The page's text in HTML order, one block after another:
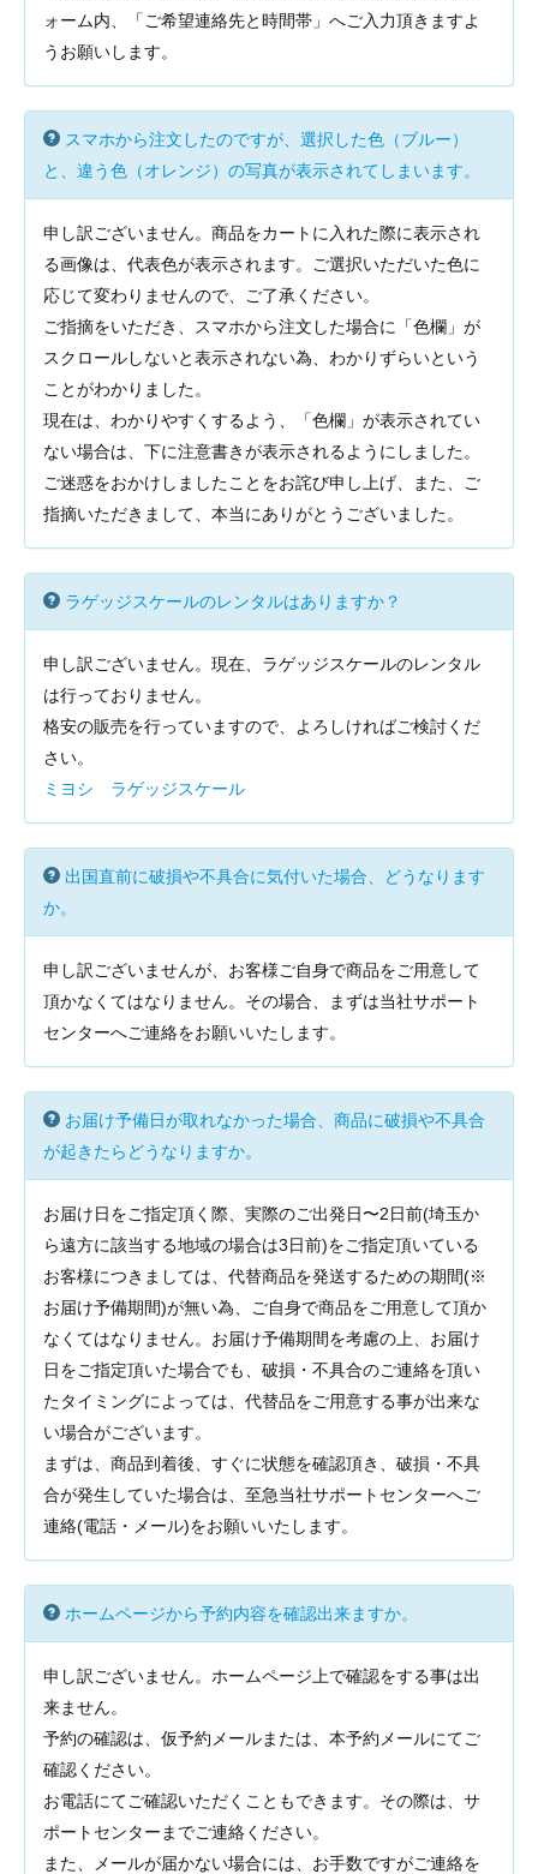
ォーム内、「ご希望連絡先と時間帯」へご入力頂きますよ
うお願いします。
スマホから注文したのですが、選択した色（ブルー）
と、違う色（オレンジ）の写真が表示されてしまいます。
申し訳ございません。商品をカートに入れた際に表示され
る画像は、代表色が表示されます。ご選択いただいた色に
応じて変わりませんので、ご了承ください。
ご指摘をいただき、スマホから注文した場合に「色欄」が
スクロールしないと表示されない為、わかりずらいという
ことがわかりました。
現在は、わかりやすくするよう、「色欄」が表示されてい
ない場合は、下に注意書きが表示されるようにしました。
ご迷惑をおかけしましたことをお詫び申し上げ、また、ご
指摘いただきまして、本当にありがとうございました。
ラゲッジスケールのレンタルはありますか？
申し訳ございません。現在、ラゲッジスケールのレンタル
は行っておりません。
格安の販売を行っていますので、よろしければご検討くだ
さい。
ミヨシ ラゲッジスケール
出国直前に破損や不具合に気付いた場合、どうなります
か。
申し訳ございませんが、お客様ご自身で商品をご用意して
頂かなくてはなりません。その場合、まずは当社サポート
センターへご連絡をお願いいたします。
お届け予備日が取れなかった場合、商品に破損や不具合
が起きたらどうなりますか。
お届け日をご指定頂く際、実際のご出発日〜2日前(埼玉か
ら遠方に該当する地域の場合は3日前)をご指定頂いている
お客様につきましては、代替商品を発送するための期間(※
お届け予備期間)が無い為、ご自身で商品をご用意して頂か
なくてはなりません。お届け予備期間を考慮の上、お届け
日をご指定頂いた場合でも、破損・不具合のご連絡を頂い
たタイミングによっては、代替品をご用意する事が出来な
い場合がございます。
まずは、商品到着後、すぐに状態を確認頂き、破損・不具
合が発生していた場合は、至急当社サポートセンターへご
連絡(電話・メール)をお願いいたします。
ホームページから予約内容を確認出来ますか。
申し訳ございません。ホームページ上で確認をする事は出
来ません。
予約の確認は、仮予約メールまたは、本予約メールにてご
確認ください。
お電話にてご確認いただくこともできます。その際は、サ
ポートセンターまでご連絡ください。
また、メールが届かない場合には、お手数ですがご連絡を